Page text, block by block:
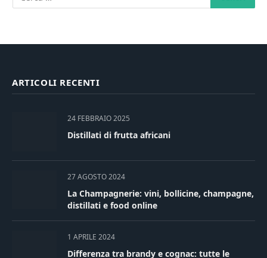
ARTICOLI RECENTI
24 FEBBRAIO 2025
Distillati di frutta africani
27 AGOSTO 2024
La Champagnerie: vini, bollicine, champagne,
distillati e food online
1 APRILE 2024
Differenza tra brandy e cognac: tutte le